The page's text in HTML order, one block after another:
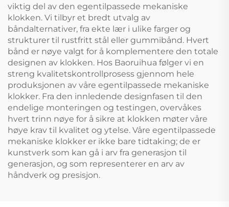
viktig del av den egentilpassede mekaniske
klokken. Vi tilbyr et bredt utvalg av
båndalternativer, fra ekte lær i ulike farger og
strukturer til rustfritt stål eller gummibånd. Hvert
bånd er nøye valgt for å komplementere den totale
designen av klokken. Hos Baoruihua følger vi en
streng kvalitetskontrollprosess gjennom hele
produksjonen av våre egentilpassede mekaniske
klokker. Fra den innledende designfasen til den
endelige monteringen og testingen, overvåkes
hvert trinn nøye for å sikre at klokken møter våre
høye krav til kvalitet og ytelse. Våre egentilpassede
mekaniske klokker er ikke bare tidtaking; de er
kunstverk som kan gå i arv fra generasjon til
generasjon, og som representerer en arv av
håndverk og presisjon.